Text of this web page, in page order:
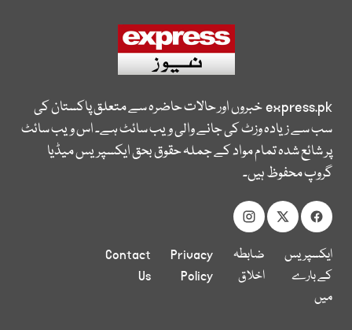
express.pkخبروں اور حالات حاضرہ سے متعلق پاکستان کی
سب سے زیادہ وزٹ کی جانے والی ویب سائٹ ہے۔ اس ویب سائٹ
پر شائع شدہ تمام مواد کے جملہ حقوق بحق ایکسپریس میڈیا
گروپ محفوظ ہیں۔
ایکسپریس
کے بارے
میں
ضابطہ
اخلاق
Privacy
Policy
Contact
Us